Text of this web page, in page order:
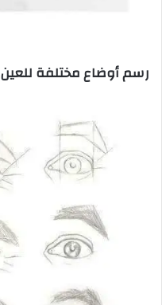
رسم أوضاع مختلفة للعين